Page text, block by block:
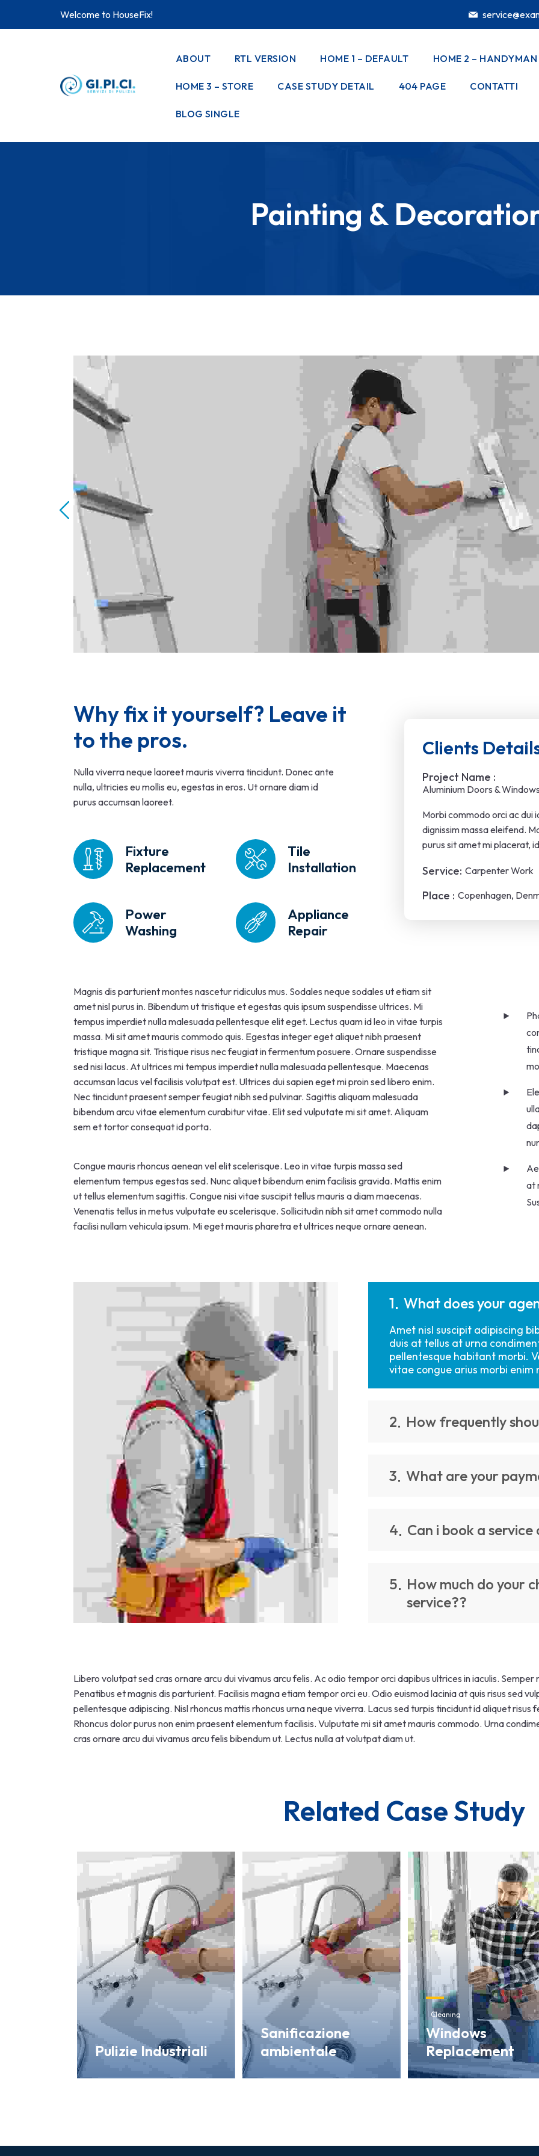
Welcome to HouseFix!
ABOUT RTL VERSION HOME 1 – DEFAULT HOME 2 – HANDYMAN
HOME 3 – STORE CASE STUDY DETAIL 404 PAGE CONTATTI
BLOG SINGLE
Painting &
Why fix it yourself? Leave it
to the pros.
Nulla viverra neque laoreet mauris viverra tincidunt. Donec ante
nulla, ultricies eu mollis eu, egestas in eros. Ut ornare diam id
purus accumsan laoreet.
Fixture
Replacement
Tile
Installation
Power
Washing
Appliance
Repair
Clients
Project Name :
Aluminium Doors &
Morbi commodo orci ac dui
dignissim massa eleifend.
purus sit amet mi placerat,
Service: Carpenter Work
Place : Copenhagen,
Magnis dis parturient montes nascetur ridiculus mus. Sodales neque sodales ut etiam sit
amet nisl purus in. Bibendum ut tristique et egestas quis ipsum suspendisse ultrices. Mi
tempus imperdiet nulla malesuada pellentesque elit eget. Lectus quam id leo in vitae turpis
massa. Mi sit amet mauris commodo quis. Egestas integer eget aliquet nibh praesent
tristique magna sit. Tristique risus nec feugiat in fermentum posuere. Ornare suspendisse
sed nisi lacus. At ultrices mi tempus imperdiet nulla malesuada pellentesque. Maecenas
accumsan lacus vel facilisis volutpat est. Ultrices dui sapien eget mi proin sed libero enim.
Nec tincidunt praesent semper feugiat nibh sed pulvinar. Sagittis aliquam malesuada
bibendum arcu vitae elementum curabitur vitae. Elit sed vulputate mi sit amet. Aliquam
sem et tortor consequat id porta.
Congue mauris rhoncus aenean vel elit scelerisque. Leo in vitae turpis massa sed
elementum tempus egestas sed. Nunc aliquet bibendum enim facilisis gravida. Mattis enim
ut tellus elementum sagittis. Congue nisi vitae suscipit tellus mauris a diam maecenas.
Venenatis tellus in metus vulputate eu scelerisque. Sollicitudin nibh sit amet commodo nulla
facilisi nullam vehicula ipsum. Mi eget mauris pharetra et ultrices neque ornare aenean.
at
1 What does your
Amet nisl suscipit adipiscing
duis at tellus at urna
pellentesque habitant morbi.
vitae congue arius morbi enim
2 How frequently
3 What are your
4 Can i book a service
5 How much do your
service??
Libero volutpat sed cras ornare arcu dui vivamus arcu felis. Ac odio tempor orci dapibus ultrices in iaculis.
Penatibus et magnis dis parturient. Facilisis magna etiam tempor orci eu. Odio euismod lacinia at quis risus sed
pellentesque adipiscing. Nisl rhoncus mattis rhoncus urna neque viverra. Lacus sed turpis tincidunt id aliquet risus
Rhoncus dolor purus non enim praesent elementum facilisis. Vulputate mi sit amet mauris commodo. Urna
cras ornare arcu dui vivamus arcu felis bibendum ut. Lectus nulla at volutpat diam ut.
Related Case Study
Pulizie Industriali
Sanificazione
ambientale
Cleaning
Windows
Replacement